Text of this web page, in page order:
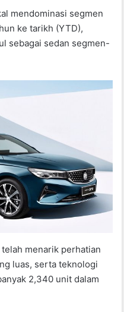
mendominasi segmen
ke tarikh (YTD),
sebagai sedan segmen-
menarik perhatian
luas, serta teknologi
2,340 unit dalam